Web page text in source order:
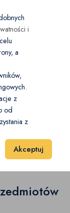
×
20 60
i
a
z
od
z
Akceptuj